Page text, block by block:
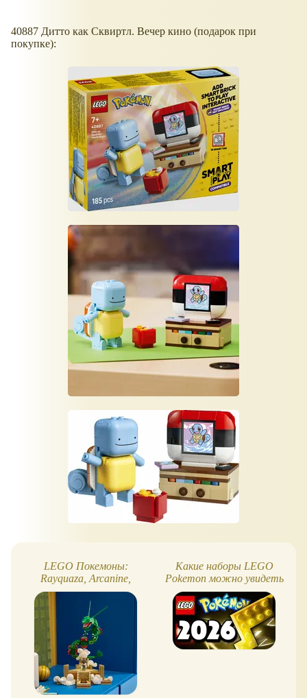
40887 Дитто как Сквиртл. Вечер кино (подарок при
покупке):
LEGO Покемоны:
Rayquaza, Arcanine,
Munchlax и Poke Ball
Какие наборы LEGO
Pokemon можно увидеть
в 2026 году и далее?
Рассуждения